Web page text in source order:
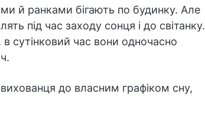
й ранками бігають по будинку. Але
під час заходу сонця і до світанку.
сутінковий час вони одночасно
до власним графіком сну,